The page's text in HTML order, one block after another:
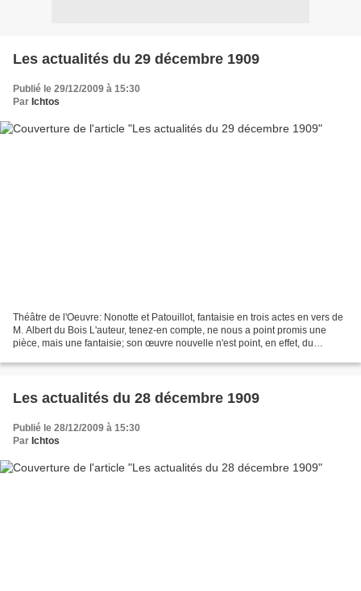
Les actualités du 29 décembre 1909
Publié le 29/12/2009 à 15:30
Par Ichtos
Théâtre de l'Oeuvre: Nonotte et Patouillot, fantaisie en trois actes en vers de
M. Albert du Bois L'auteur, tenez-en compte, ne nous a point promis une
pièce, mais une fantaisie; son œuvre nouvelle n'est point, en effet, du
Les actualités du 28 décembre 1909
Publié le 28/12/2009 à 15:30
Par Ichtos